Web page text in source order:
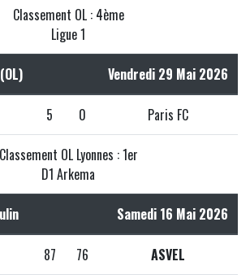
Classement OL : 4ème
Ligue 1
Vendredi 29 Mai 2026
5 0 Paris FC
Classement OL Lyonnes : 1er
D1 Arkema
Samedi 16 Mai 2026
87 76 ASVEL